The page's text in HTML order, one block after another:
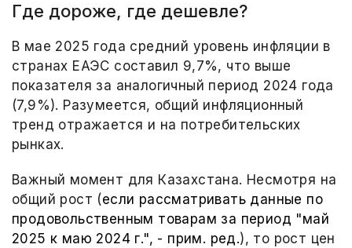
Где дороже, где дешевле?
В мае 2025 года средний уровень инфляции в
странах ЕАЭС составил 9,7%, что выше
показателя за аналогичный период 2024 года
(7,9%). Разумеется, общий инфляционный
тренд отражается и на потребительских
рынках.
Важный момент для Казахстана. Несмотря на
общий рост (если рассматривать данные по
продовольственным товарам за период "май
2025 к маю 2024 г.", - прим. ред.), то рост цен